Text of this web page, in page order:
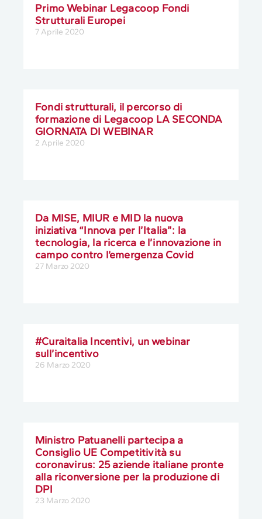
Primo Webinar Legacoop Fondi
Strutturali Europei
7 Aprile 2020
Fondi strutturali, il percorso di
formazione di Legacoop LA SECONDA
GIORNATA DI WEBINAR
2 Aprile 2020
Da MISE, MIUR e MID la nuova
iniziativa “Innova per l’Italia”: la
tecnologia, la ricerca e l’innovazione in
campo contro l’emergenza Covid
27 Marzo 2020
#Curaitalia Incentivi, un webinar
sull’incentivo
26 Marzo 2020
Ministro Patuanelli partecipa a
Consiglio UE Competitività su
coronavirus: 25 aziende italiane pronte
alla riconversione per la produzione di
DPI
23 Marzo 2020